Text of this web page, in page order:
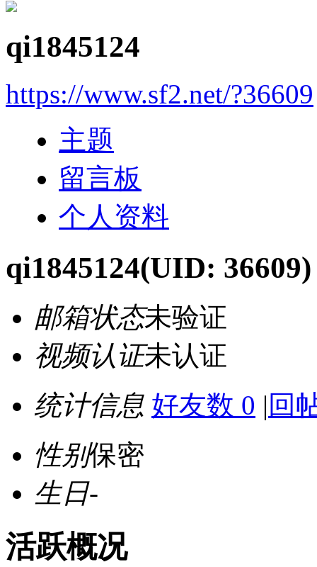
qi1845124
https://www.sf2.net/?36609
主题
留言板
个人资料
qi1845124(UID: 36609)
邮箱状态未验证
视频认证未认证
统计信息 好友数 0 | 回
性别保密
生日-
活跃概况